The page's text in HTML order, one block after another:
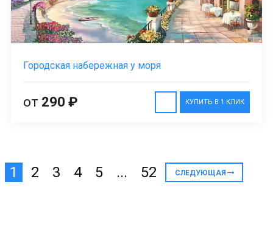
Городская набережная у моря
КУПИТЬ В 1 КЛИК
от 290 ₽
1 2 3 4 5 ... 52 СЛЕДУЮЩАЯ